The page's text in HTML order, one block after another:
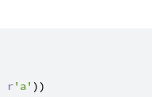
r'a' ))